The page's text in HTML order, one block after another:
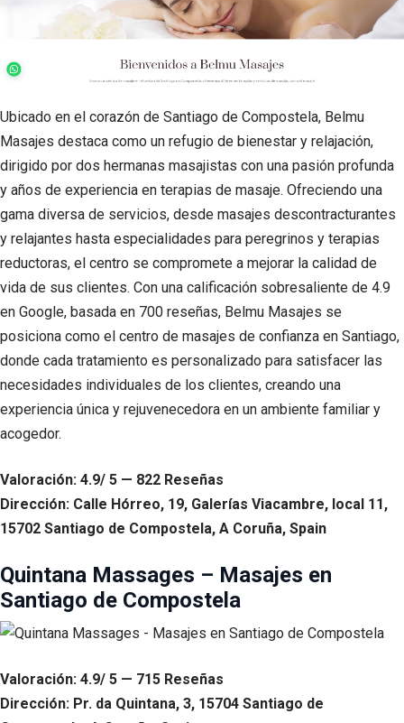
Ubicado en el corazón de Santiago de Compostela, Belmu
Masajes destaca como un refugio de bienestar y relajación,
dirigido por dos hermanas masajistas con una pasión profunda
y años de experiencia en terapias de masaje. Ofreciendo una
gama diversa de servicios, desde masajes descontracturantes
y relajantes hasta especialidades para peregrinos y terapias
reductoras, el centro se compromete a mejorar la calidad de
vida de sus clientes. Con una calificación sobresaliente de 4.9
en Google, basada en 700 reseñas, Belmu Masajes se
posiciona como el centro de masajes de confianza en Santiago,
donde cada tratamiento es personalizado para satisfacer las
necesidades individuales de los clientes, creando una
experiencia única y rejuvenecedora en un ambiente familiar y
acogedor.
Valoración: 4.9/ 5 — 822 Reseñas
Dirección: Calle Hórreo, 19, Galerías Viacambre, local 11,
15702 Santiago de Compostela, A Coruña, Spain
Quintana Massages – Masajes en
Santiago de Compostela
Valoración: 4.9/ 5 — 715 Reseñas
Dirección: Pr. da Quintana, 3, 15704 Santiago de